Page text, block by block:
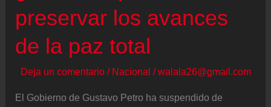
preservar los avances
de la paz total
Deja un comentario / Nacional /walala26@gmail.com
El Gobierno de Gustavo Petro ha suspendido de